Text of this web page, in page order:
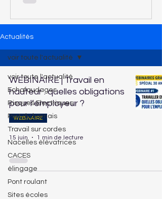
Actualités
voir toute l'actualité
Echafaudages
Risques Electriques
Port du harnais
Travail sur cordes
Nacelles élévatrices
CACES
élingage
Pont roulant
Sites écoles
voir toute l'actualité
WEBINAIRE | Travail en
hauteur : quelles obligations
pour l’employeur ?
WEBINAIRE
15 juin 1 min de lecture